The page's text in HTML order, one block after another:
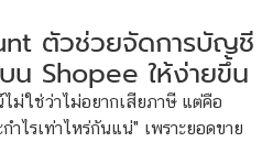
ตัวช่วยจัดการบัญชี
น Shopee ให้ง่ายขึ้น
ใช่ว่าไม่อยากเสียภาษี แต่คือ
ำไรเท่าไหร่กันแน่" เพราะยอดขาย